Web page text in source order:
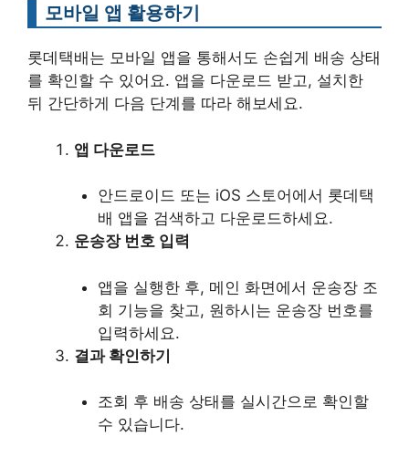
모바일 앱 활용하기
롯데택배는 모바일 앱을 통해서도 손쉽게 배송 상태
를 확인할 수 있어요. 앱을 다운로드 받고, 설치한
뒤 간단하게 다음 단계를 따라 해보세요.
앱 다운로드
안드로이드 또는 iOS 스토어에서 롯데택
배 앱을 검색하고 다운로드하세요.
운송장 번호 입력
앱을 실행한 후, 메인 화면에서 운송장 조
회 기능을 찾고, 원하시는 운송장 번호를
입력하세요.
결과 확인하기
조회 후 배송 상태를 실시간으로 확인할
수 있습니다.